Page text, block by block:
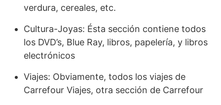
verdura, cereales, etc.
Cultura-Joyas: Ésta sección contiene todos
los DVD’s, Blue Ray, libros, papelería, y libros
electrónicos
Viajes: Obviamente, todos los viajes de
Carrefour Viajes, otra sección de Carrefour